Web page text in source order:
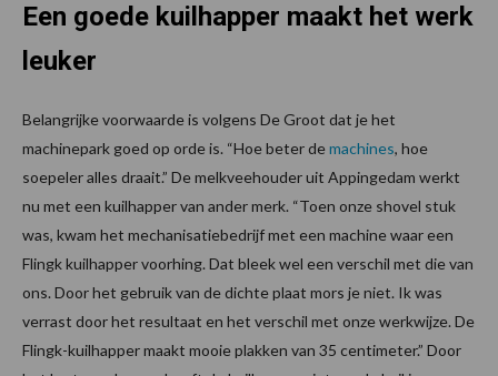
Een goede kuilhapper maakt het werk
leuker
Belangrijke voorwaarde is volgens De Groot dat je het
machinepark goed op orde is. “Hoe beter demachines, hoe
soepeler alles draait.” De melkveehouder uit Appingedam werkt
nu met een kuilhapper van ander merk. “Toen onze shovel stuk
was, kwam het mechanisatiebedrijf met een machine waar een
Flingk kuilhapper voorhing. Dat bleek wel een verschil met die van
ons. Door het gebruik van de dichte plaat mors je niet. Ik was
verrast door het resultaat en het verschil met onze werkwijze. De
Flingk-kuilhapper maakt mooie plakken van 35 centimeter.” Door